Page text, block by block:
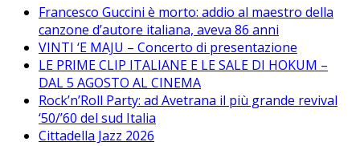
Francesco Guccini è morto: addio al maestro della
canzone d’autore italiana, aveva 86 anni
VINTI ‘E MAJU – Concerto di presentazione
LE PRIME CLIP ITALIANE E LE SALE DI HOKUM –
DAL 5 AGOSTO AL CINEMA
Rock’n’Roll Party: ad Avetrana il più grande revival
‘50/’60 del sud Italia
Cittadella Jazz 2026